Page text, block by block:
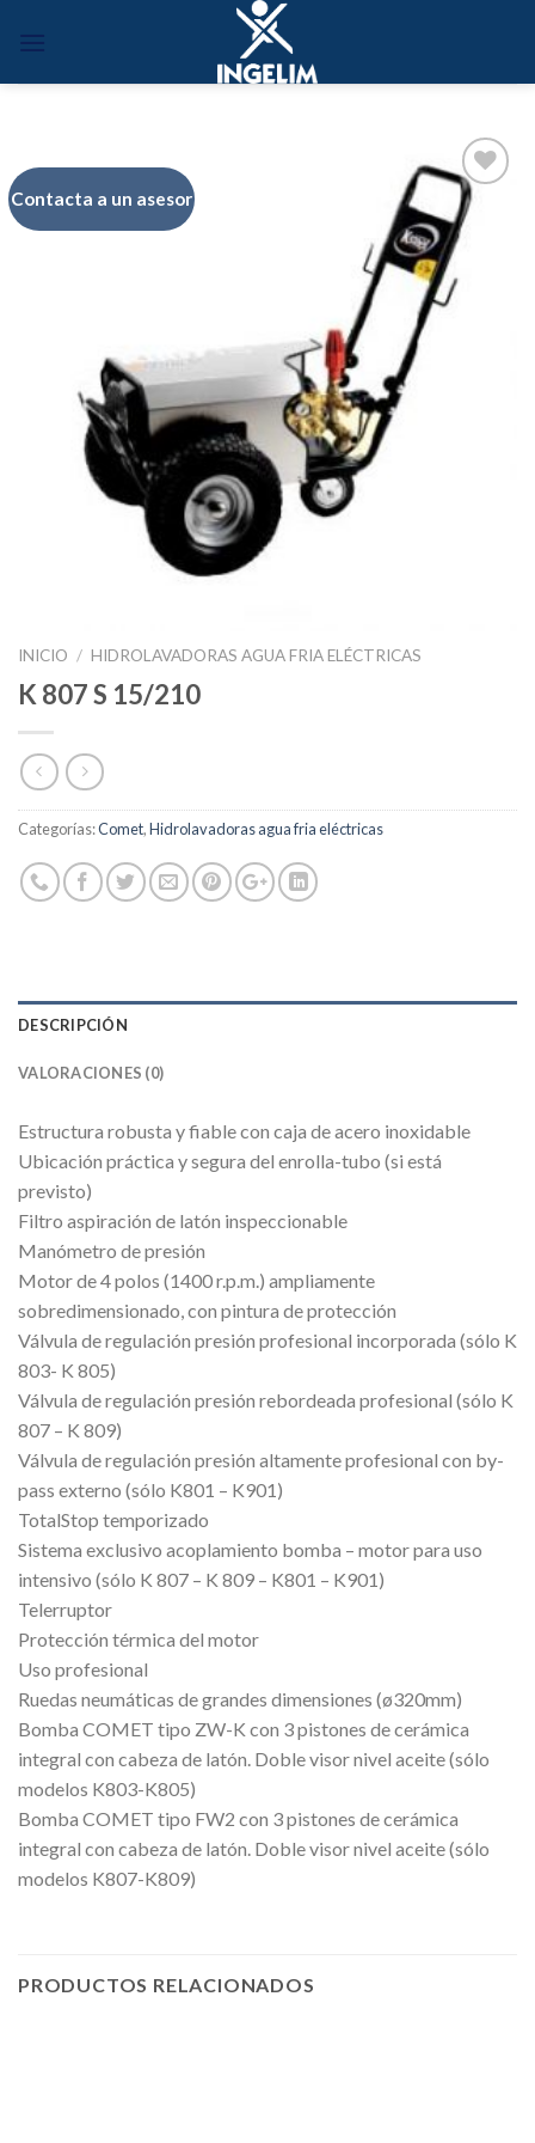
Contacta a un asesor
Añadir
deseos
INICIO / HIDROLAVADORAS AGUA FRIA ELÉCTRICAS
K 807 S 15/210
Categorías:Comet,Hidrolavadoras agua fria eléctricas
DESCRIPCIÓN
VALORACIONES (0)
Estructura robusta y fiable con caja de acero inoxidable
Ubicación práctica y segura del enrolla-tubo (si está
previsto)
Filtro aspiración de latón inspeccionable
Manómetro de presión
Motor de 4 polos (1400 r.p.m.) ampliamente
sobredimensionado, con pintura de protección
Válvula de regulación presión profesional incorporada (sólo K
803- K 805)
Válvula de regulación presión rebordeada profesional (sólo K
807 – K 809)
Válvula de regulación presión altamente profesional con by-
pass externo (sólo K801 – K901)
TotalStop temporizado
Sistema exclusivo acoplamiento bomba – motor para uso
intensivo (sólo K 807 – K 809 – K801 – K901)
Telerruptor
Protección térmica del motor
Uso profesional
Ruedas neumáticas de grandes dimensiones (ø320mm)
Bomba COMET tipo ZW-K con 3 pistones de cerámica
integral con cabeza de latón. Doble visor nivel aceite (sólo
modelos K803-K805)
Bomba COMET tipo FW2 con 3 pistones de cerámica
integral con cabeza de latón. Doble visor nivel aceite (sólo
modelos K807-K809)
PRODUCTOS RELACIONADOS